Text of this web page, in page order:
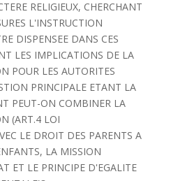
RELIGIEUX, CHERCHANT
L'INSTRUCTION
DISPENSEE DANS CES
LES IMPLICATIONS DE LA
POUR LES AUTORITES
PRINCIPALE ETANT LA
PEUT-ON COMBINER LA
(ART.4 LOI
LE DROIT DES PARENTS A
LA MISSION
ET LE PRINCIPE D'EGALITE